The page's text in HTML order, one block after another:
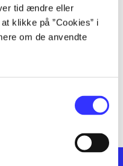
tid ændre eller
klikke på ”Cookies” i
om de anvendte